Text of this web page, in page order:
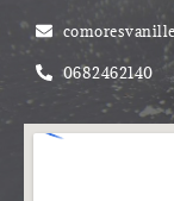
0682462140